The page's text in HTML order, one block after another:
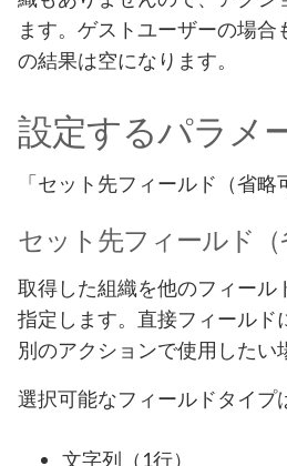
ます。ゲストユーザーの場
の結果は空になります。
設定するパラメ
「セット先フィールド（省略
セット先フィールド（
取得した組織を他のフィール
指定します。直接フィールド
別のアクションで使用したい
選択可能なフィールドタイプ
文字列（1行）